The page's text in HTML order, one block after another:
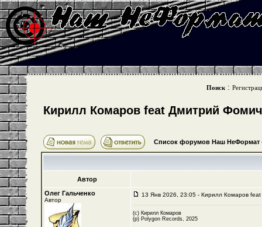
Поиск :
Кирилл Комаров feat Дмитрий
Список форумов Наш НеФормат
Автор
Олег Гальченко
Автор
13 Янв 2026, 23:05 - Кирилл Комаров
(с) Кирилл Комаров
(р) Polygon Records, 2025